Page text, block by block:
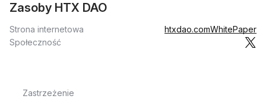
Zasoby HTX DAO
Strona internetowa htxdao.comWhitePaper
Społeczność
Zastrzeżenie